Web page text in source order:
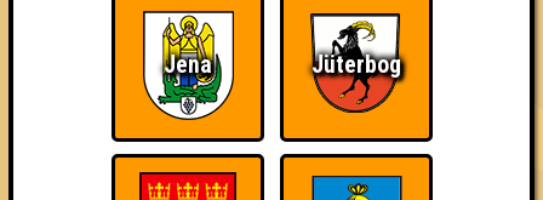
04.09.2025vonohne Smartphone aufgeschmissen
Jena Jüterbog